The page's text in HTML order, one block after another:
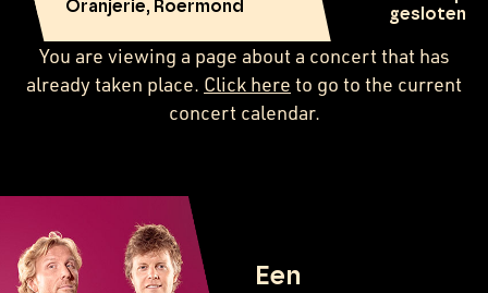
Oranjerie, Roermond
gesloten
You are viewing a page about a concert that has
already taken place. Click here to go to the current
concert calendar.
Een